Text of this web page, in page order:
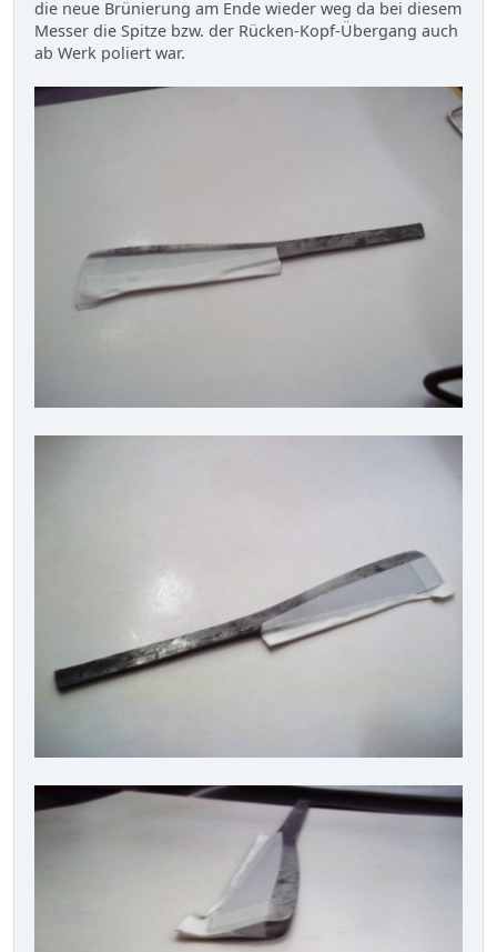
die neue Brünierung am Ende wieder weg da bei diesem
Messer die Spitze bzw. der Rücken-Kopf-Übergang auch
ab Werk poliert war.